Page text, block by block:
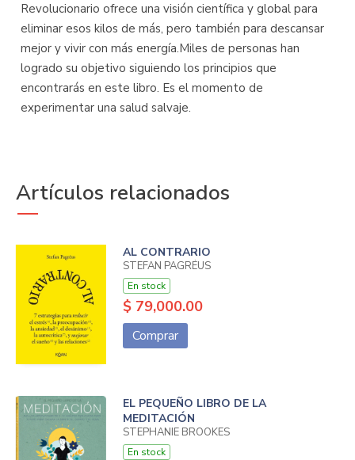
Revolucionario ofrece una visión científica y global para
eliminar esos kilos de más, pero también para descansar
mejor y vivir con más energía.Miles de personas han
logrado su objetivo siguiendo los principios que
encontrarás en este libro. Es el momento de
experimentar una salud salvaje.
Artículos relacionados
AL CONTRARIO
STEFAN PAGRÉUS
En stock
$ 79,000.00
Comprar
EL PEQUEÑO LIBRO DE LA
MEDITACIÓN
STEPHANIE BROOKES
En stock